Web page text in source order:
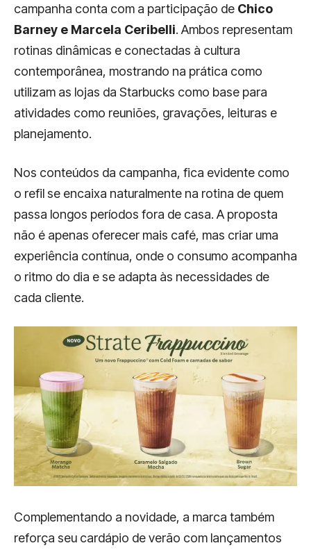
campanha conta com a participação de Chico
Barney e Marcela Ceribelli. Ambos representam
rotinas dinâmicas e conectadas à cultura
contemporânea, mostrando na prática como
utilizam as lojas da Starbucks como base para
atividades como reuniões, gravações, leituras e
planejamento.
Nos conteúdos da campanha, fica evidente como
o refil se encaixa naturalmente na rotina de quem
passa longos períodos fora de casa. A proposta
não é apenas oferecer mais café, mas criar uma
experiência contínua, onde o consumo acompanha
o ritmo do dia e se adapta às necessidades de
cada cliente.
Complementando a novidade, a marca também
reforça seu cardápio de verão com lançamentos